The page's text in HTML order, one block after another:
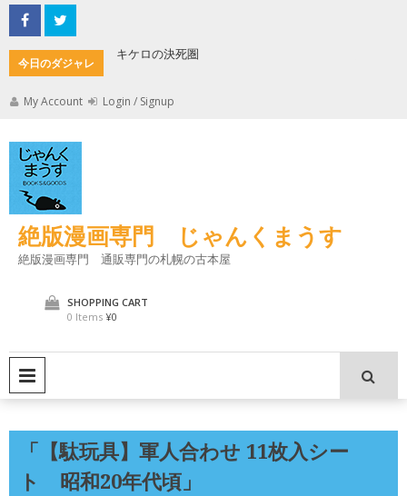
Skip
to
content
今日のダジャレ
キケロの決死圏
My Account Login / Signup
絶版漫画専門 じゃんくまうす
絶版漫画専門 通販専門の札幌の古本屋
SHOPPING CART
0 Items ¥0
「【駄玩具】軍人合わせ 11枚入シー
ト 昭和20年代頃」